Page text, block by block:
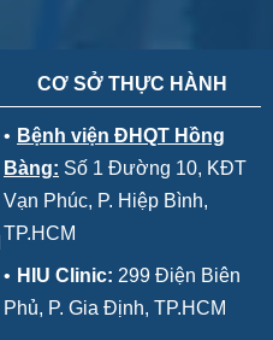
CƠ SỞ THỰC HÀNH
• Bệnh viện ĐHQT Hồng
Bàng: Số 1 Đường 10, KĐT
Vạn Phúc, P. Hiệp Bình,
TP.HCM
• HIU Clinic: 299 Điện Biên
Phủ, P. Gia Định, TP.HCM